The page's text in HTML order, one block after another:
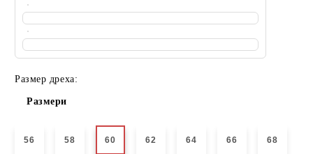
Размер дреха:
Размери
56 58 60 62 64 66 68